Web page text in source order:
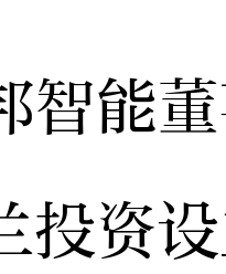
能董
投资